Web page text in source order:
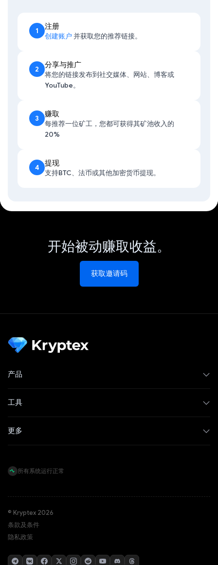
1
注册
创建账户 并获取您的推荐链接。
2
分享与推广
将您的链接发布到社交媒体、网站、博客或
YouTube。
3
赚取
每推荐一位矿工，您都可获得其矿池收入的
20%
4
提现
支持BTC、法币或其他加密货币提现。
开始被动赚取收益。
获取邀请码
产品
工具
更多
所有系统运行正常
© Kryptex 2026
条款及条件
隐私政策